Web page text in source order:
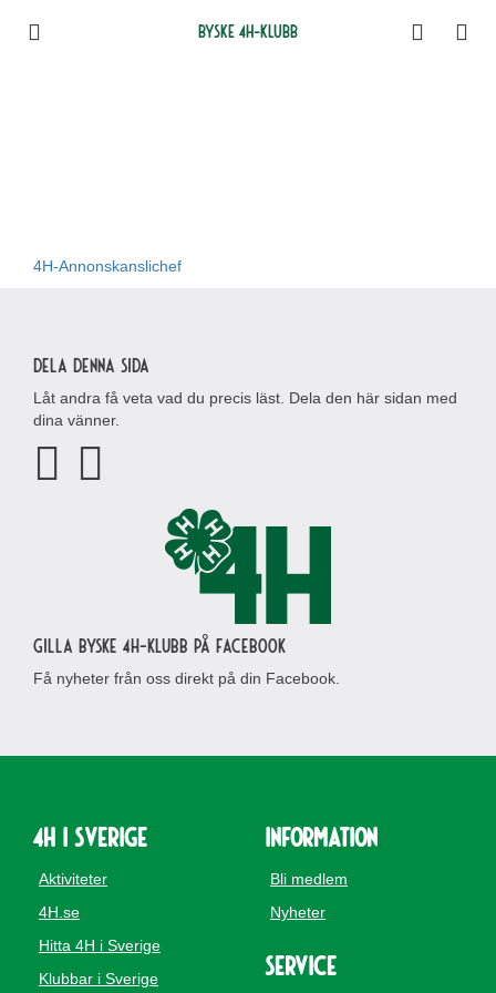
Byske 4H-klubb
4H-Annonskanslichef
Dela denna sida
Låt andra få veta vad du precis läst. Dela den här sidan med
dina vänner.
Gilla Byske 4H-klubb på Facebook
Få nyheter från oss direkt på din Facebook.
4H i Sverige
Aktiviteter
4H.se
Hitta 4H i Sverige
Klubbar i Sverige
Information
Bli medlem
Nyheter
Service